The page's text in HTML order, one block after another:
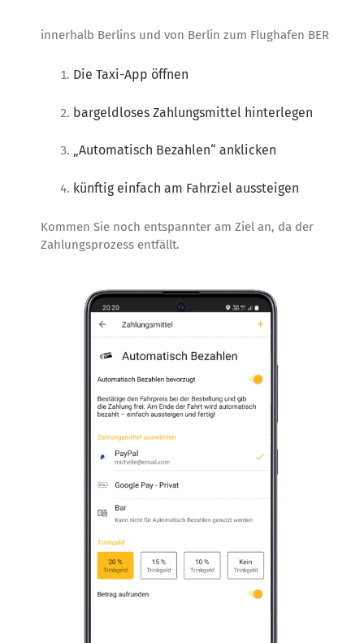
innerhalb Berlins und von Berlin zum Flughafen BER
Die Taxi-App öffnen
bargeldloses Zahlungsmittel hinterlegen
„Automatisch Bezahlen“ anklicken
künftig einfach am Fahrziel aussteigen
Kommen Sie noch entspannter am Ziel an, da der
Zahlungsprozess entfällt.